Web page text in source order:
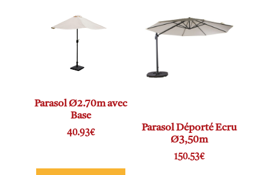
Parasol Ø2.70m avec
Base
40.93€
Parasol Déporté Ecru
Ø3,50m
150.53€